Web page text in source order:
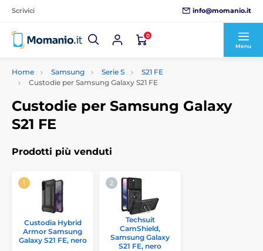
Scrivici info@momanio.it
0
Menu
Home Samsung Serie S
S21 FE
Custodie per Samsung Galaxy S21 FE
Custodie per Samsung Galaxy
S21 FE
Prodotti più venduti
Custodia Hybrid
Armor Samsung
Galaxy S21 FE, nero
Techsuit
CamShield,
Samsung Galaxy
S21 FE, nero